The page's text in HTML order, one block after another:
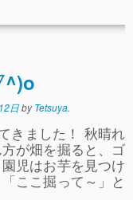
日byTetsuya.
きました！ 秋晴れ
が畑を掘ると、ゴ
児はお芋を見つけ
ここ掘って～」と